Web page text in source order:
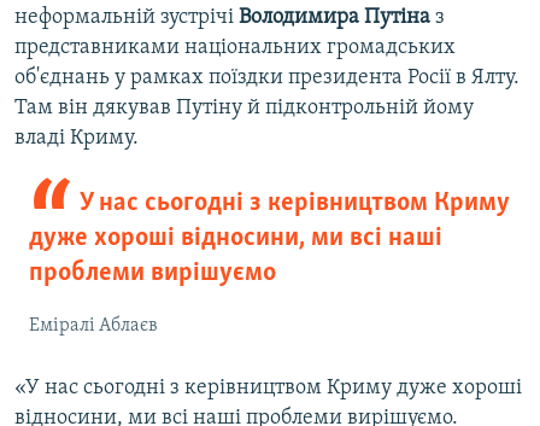
неформальній зустрічі Володимира Путіна з
представниками національних громадських
об'єднань у рамках поїздки президента Росії в Ялту.
Там він дякував Путіну й підконтрольній йому
владі Криму.
У нас сьогодні з керівництвом Криму
дуже хороші відносини, ми всі наші
проблеми вирішуємо
Еміралі Аблаєв
«У нас сьогодні з керівництвом Криму дуже хороші
відносини, ми всі наші проблеми вирішуємо.